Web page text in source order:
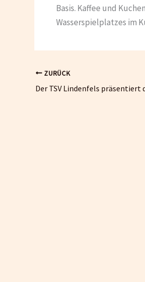
Basis. Kaffee und
Wasserspielplatzes im
ZURÜCK